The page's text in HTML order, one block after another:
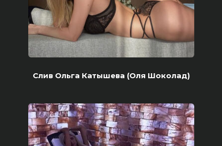
Слив Ольга Катышева (Оля Шоколад)